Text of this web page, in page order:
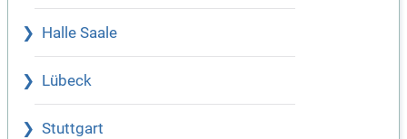
Halle Saale
Lübeck
Stuttgart